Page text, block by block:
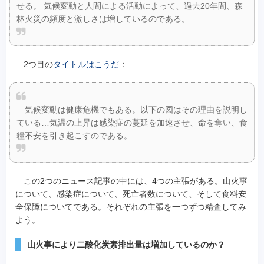
せる。 気候変動と人間による活動によって、過去20年間、森
林火災の頻度と激しさは増しているのである。
2つ目のタイトルはこうだ：
気候変動は健康危機でもある。以下の図はその理由を説明し
ている…気温の上昇は感染症の蔓延を加速させ、命を奪い、食
糧不安を引き起こすのである。
この2つのニュース記事の中には、4つの主張がある。山火事
について、感染症について、死亡者数について、そして食料安
全保障についてである。それぞれの主張を一つずつ精査してみ
よう。
山火事により二酸化炭素排出量は増加しているのか？